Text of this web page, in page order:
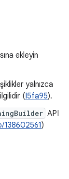
ekleyin
yalnızca
(I5fa95).
API
138602561)